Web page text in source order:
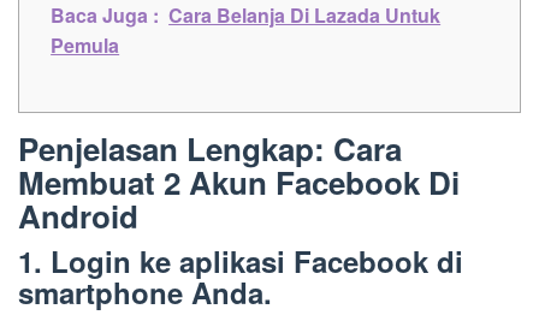
Baca Juga : Cara Belanja Di Lazada Untuk
Pemula
Penjelasan Lengkap: Cara
Membuat 2 Akun Facebook Di
Android
1. Login ke aplikasi Facebook di
smartphone Anda.